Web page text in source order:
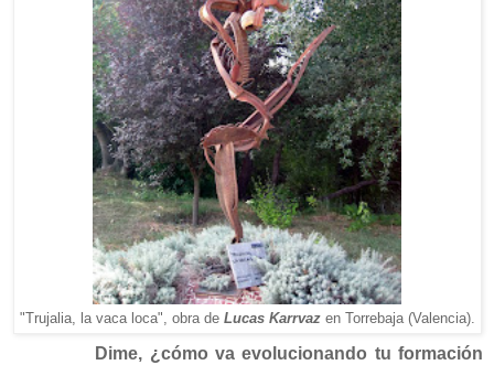
"Trujalia, la vaca loca", obra de Lucas Karrvazen Torrebaja (Valencia).
Dime, ¿cómo va evolucionando tu formación